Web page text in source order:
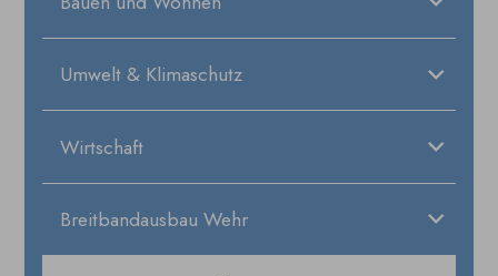
Umwelt & Klimaschutz
Wirtschaft
Breitbandausbau Wehr